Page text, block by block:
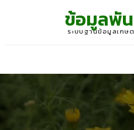
ข้อมูลพั
ระบบฐานข้อมูลเกษ